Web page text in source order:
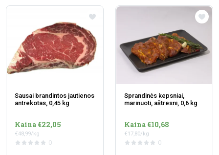
Sausai brandintos jautienos
antrekotas, 0,45 kg
Kaina €22,05
€48,99/kg
0
Sprandinės kepsniai,
marinuoti, aštresni, 0,6 kg
Kaina €10,68
€17,80/kg
0